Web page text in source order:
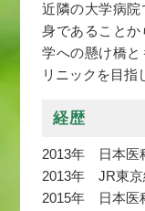
近隣の大学病
身であること
学への懸け橋
リニックを目指
経歴
2013年 日本医
2013年 JR東
2015年 日本医